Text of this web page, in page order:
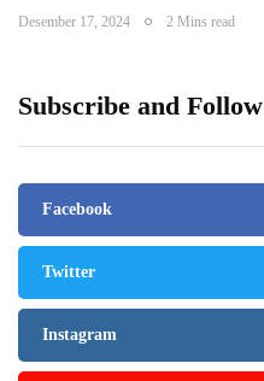
Desember 17, 2024 2 Mins read
Subscribe and Follow
Facebook
Twitter
Instagram